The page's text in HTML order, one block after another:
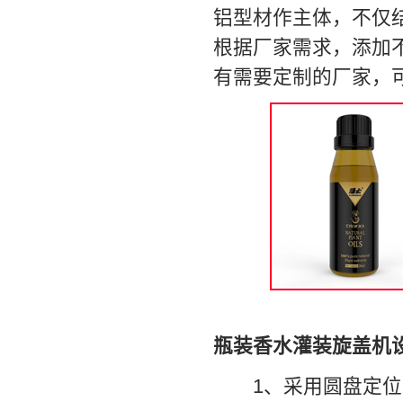
铝型材作主体，不仅
根据厂家需求，添加
有需要定制的厂家，
瓶装香水灌装旋盖机
1、采用圆盘定位